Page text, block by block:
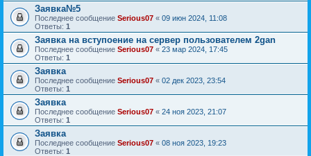
Заявка№5
Последнее сообщение Serious07 « 09 июн 2024, 11:08
Ответы: 1
Заявка на вступоение на сервер пользователем 2gan
Последнее сообщение Serious07 « 23 мар 2024, 17:45
Ответы: 1
Заявка
Последнее сообщение Serious07 « 02 дек 2023, 23:54
Ответы: 1
Заявка
Последнее сообщение Serious07 « 24 ноя 2023, 21:07
Ответы: 1
Заявка
Последнее сообщение Serious07 « 08 ноя 2023, 19:23
Ответы: 1